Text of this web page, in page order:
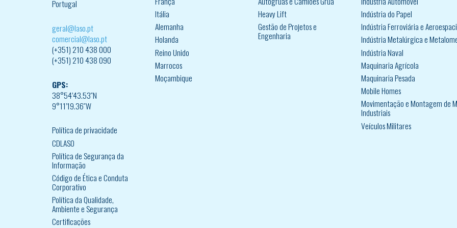
Portugal
geral@laso.pt
comercial@laso.pt
(+351) 210 438 000
(+351) 210 438 090
GPS:
38°54’43.53″N
9°11’19.36″W
Política de privacidade
CDLASO
Política de Segurança da
Informação
Código de Ética e Conduta
Corporativo
Política da Qualidade,
Ambiente e Segurança
Certificações
Itália
Alemanha
Holanda
Reino Unido
Marrocos
Moçambique
Heavy Lift
Gestão de Projetos e
Engenharia
Indústria do Papel
Indústria Ferroviária e
Indústria Metalúrgica e
Indústria Naval
Maquinaria Agrícola
Maquinaria Pesada
Mobile Homes
Movimentação e Montagem de
Industriais
Veículos Militares